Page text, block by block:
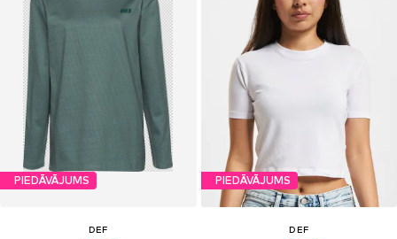
PIEDĀVĀJUMS
DEF
PIEDĀVĀJUMS
DEF